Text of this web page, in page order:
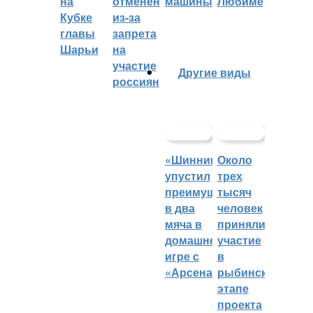
Кубке
главы
Шарьи
из-за
запрета
на
участие
россиян
Другие виды
«Шинник»
упустил
преимущество
в два
мяча в
домашней
игре с
«Арсеналом»
Около
трех
тысяч
человек
приняли
участие
в
рыбинском
этапе
проекта